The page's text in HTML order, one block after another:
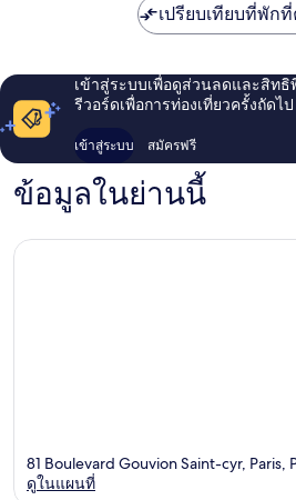
เปรียบเทียบที่พัก
เข้าสู่ระบบเพื่อดูส่วนลดและสิทธิ
รีวอร์ดเพื่อการท่องเที่ยวครั้งถัดไป
เข้าสู่ระบบ สมัครฟรี
ข้อมูลในย่านนี้
81 Boulevard Gouvion Saint-cyr, Paris,
ดูในแผนที่